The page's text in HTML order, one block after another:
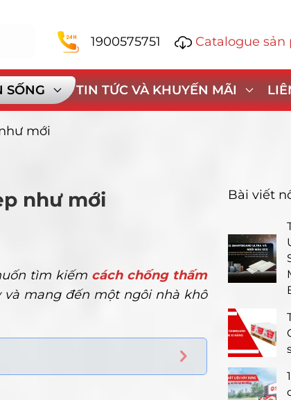
1900575751 Catalogue sản
SỐNG TIN TỨC VÀ KHUYẾN MÃI
mới
như mới
tìm kiếm cách chống thấm
mang đến một ngôi nhà khô
Bài viết